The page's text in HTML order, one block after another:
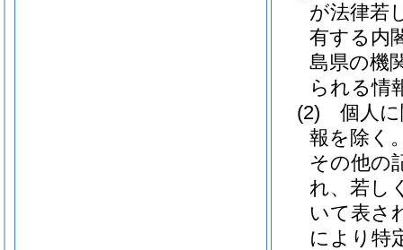
が法律若
有する内
島県の機
られる情
(2)
個人
報を除く
その他の
れ、若し
いて表さ
により特